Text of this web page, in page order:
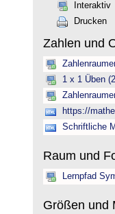
Interaktiv
Drucken
Zahlen und
1 x 1 Üben
https://
Schriftliche
Raum und
Lernpfad
Größen und